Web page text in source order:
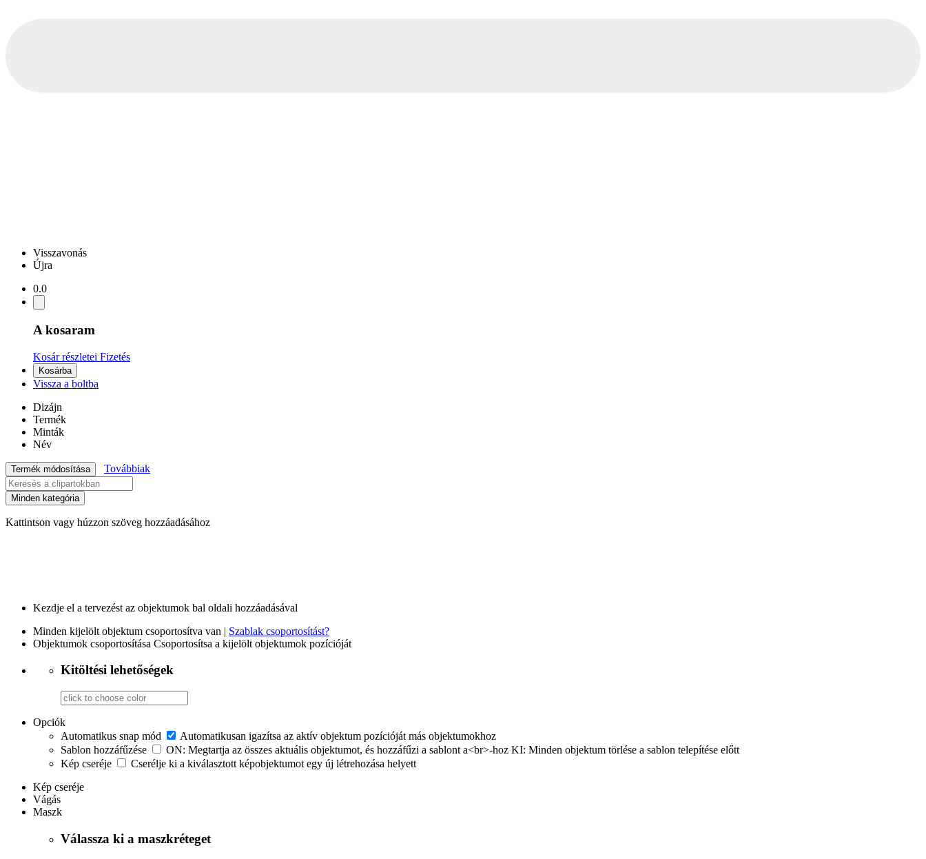
Visszavonás
Újra
0.0
A kosaram
Kosár részletei Fizetés
Kosárba
Vissza a boltba
Dizájn
Termék
Minták
Név
Termék módosítása Továbbiak
Minden kategória
Kattintson vagy húzzon szöveg hozzáadásához
Kezdje el a tervezést az objektumok bal oldali hozzáadásával
Minden kijelölt objektum csoportosítva van | Szablak csoportosítást?
Objektumok csoportosítása Csoportosítsa a kijelölt objektumok pozícióját
Kitöltési lehetőségek
Opciók
Automatikus snap mód
Automatikusan igazítsa az aktív objektum pozícióját más objektumokhoz
Sablon hozzáfűzése
ON: Megtartja az összes aktuális objektumot, és hozzáfűzi a sablont a<br>-hoz KI: Minden objektum törlése a sablon telepítése előtt
Kép cseréje
Cserélje ki a kiválasztott képobjektumot egy új létrehozása helyett
Kép cseréje
Vágás
Maszk
Válassza ki a maszkréteget